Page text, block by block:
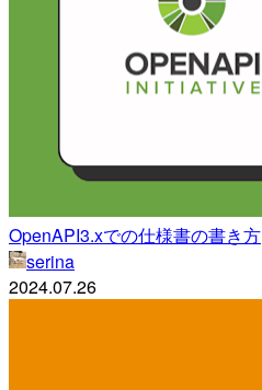
OpenAPI3.xでの仕様書の書き方
serina
2024.07.26